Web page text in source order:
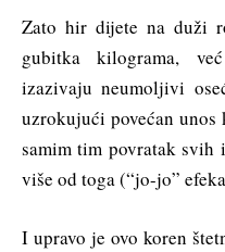
Zato hir dijete na duži
gubitka kilograma,
izazivaju neumoljivi
uzrokujući povećan
samim tim povratak
više od toga (“jo-jo”
I upravo je ovo koren